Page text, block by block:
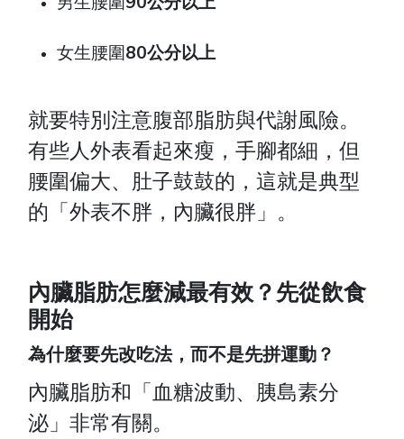
女生腰圍80公分以上
就要特別注意腹部脂肪與代謝風險。
有些人外表看起來瘦，手腳都細，但
腰圍偏大、肚子鼓鼓的，這就是典型
的「外表不胖，內臟很胖」。
內臟脂肪怎麼減最有效？先從飲食
開始
為什麼要先改吃法，而不是先拼運動？
內臟脂肪和「血糖波動、胰島素分
泌」非常有關。